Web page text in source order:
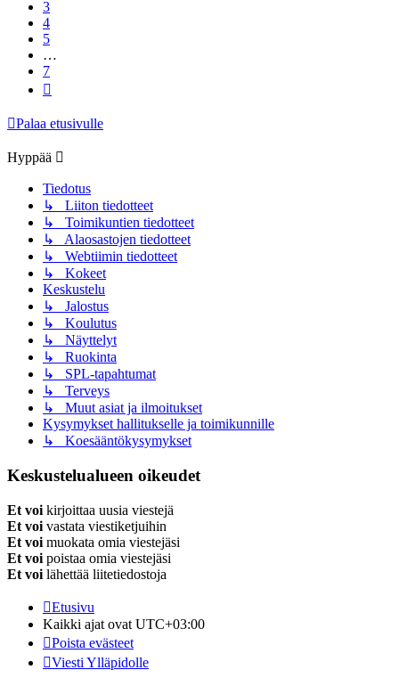
3
4
5
…
7
Palaa etusivulle
Hyppää
Tiedotus
↳ Liiton tiedotteet
↳ Toimikuntien tiedotteet
↳ Alaosastojen tiedotteet
↳ Webtiimin tiedotteet
↳ Kokeet
Keskustelu
↳ Jalostus
↳ Koulutus
↳ Näyttelyt
↳ Ruokinta
↳ SPL-tapahtumat
↳ Terveys
↳ Muut asiat ja ilmoitukset
Kysymykset hallitukselle ja toimikunnille
↳ Koesääntökysymykset
Keskustelualueen oikeudet
Et voi kirjoittaa uusia viestejä
Et voi vastata viestiketjuihin
Et voi muokata omia viestejäsi
Et voi poistaa omia viestejäsi
Et voi lähettää liitetiedostoja
Etusivu
Kaikki ajat ovat UTC+03:00
Poista evästeet
Viesti Ylläpidolle